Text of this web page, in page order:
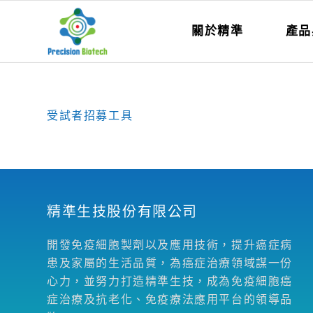
關於精準 產
受試者招募工具
精準生技股份有限公司
開發免疫細胞製劑以及應用技術，提升癌症病
患及家屬的生活品質，為癌症治療領域謀一份
心力，並努力打造精準生技，成為免疫細胞癌
症治療及抗老化、免疫療法應用平台的領導品